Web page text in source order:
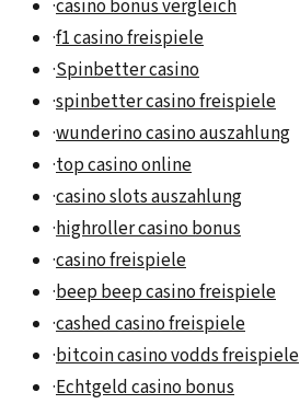
·casino bonus vergleich
·f1 casino freispiele
·Spinbetter casino
·spinbetter casino freispiele
·wunderino casino auszahlung
·top casino online
·casino slots auszahlung
·highroller casino bonus
·casino freispiele
·beep beep casino freispiele
·cashed casino freispiele
·bitcoin casino vodds freispiele
·Echtgeld casino bonus